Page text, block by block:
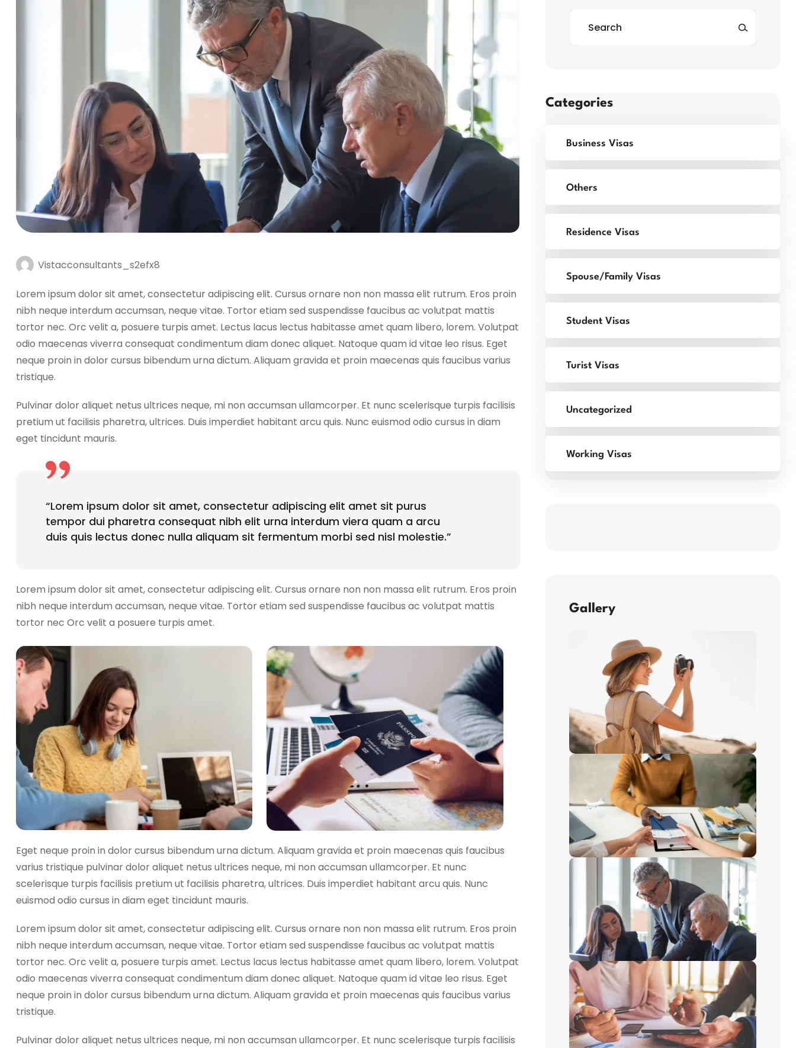
Vistacconsultants_s2efx8
Lorem ipsum dolor sit amet, consectetur adipiscing elit. Cursus ornare non non massa elit rutrum. Eros proin
nibh neque interdum accumsan, neque vitae. Tortor etiam sed suspendisse faucibus ac volutpat mattis
tortor nec. Orc velit a, posuere turpis amet. Lectus lacus lectus habitasse amet quam libero, lorem. Volutpat
odio maecenas viverra consequat condimentum diam donec aliquet. Natoque quam id vitae leo risus. Eget
neque proin in dolor cursus bibendum urna dictum. Aliquam gravida et proin maecenas quis faucibus varius
tristique.
Pulvinar dolor aliquet netus ultrices neque, mi non accumsan ullamcorper. Et nunc scelerisque turpis facilisis
pretium ut facilisis pharetra, ultrices. Duis imperdiet habitant arcu quis. Nunc euismod odio cursus in diam
eget tincidunt mauris.
“Lorem ipsum dolor sit amet, consectetur adipiscing elit amet sit purus
tempor dui pharetra consequat nibh elit urna interdum viera quam a arcu
duis quis lectus donec nulla aliquam sit fermentum morbi sed nisl molestie.”
Lorem ipsum dolor sit amet, consectetur adipiscing elit. Cursus ornare non non massa elit rutrum. Eros proin
nibh neque interdum accumsan, neque vitae. Tortor etiam sed suspendisse faucibus ac volutpat mattis
tortor nec Orc velit a posuere turpis amet.
Eget neque proin in dolor cursus bibendum urna dictum. Aliquam gravida et proin maecenas quis faucibus
varius tristique pulvinar dolor aliquet netus ultrices neque, mi non accumsan ullamcorper. Et nunc
scelerisque turpis facilisis pretium ut facilisis pharetra, ultrices. Duis imperdiet habitant arcu quis. Nunc
euismod odio cursus in diam eget tincidunt mauris.
Lorem ipsum dolor sit amet, consectetur adipiscing elit. Cursus ornare non non massa elit rutrum. Eros proin
nibh neque interdum accumsan, neque vitae. Tortor etiam sed suspendisse faucibus ac volutpat mattis
tortor nec. Orc velit a, posuere turpis amet. Lectus lacus lectus habitasse amet quam libero, lorem. Volutpat
odio maecenas viverra consequat condimentum diam donec aliquet. Natoque quam id vitae leo risus. Eget
neque proin in dolor cursus bibendum urna dictum. Aliquam gravida et proin maecenas quis faucibus varius
tristique.
Pulvinar dolor aliquet netus ultrices neque, mi non accumsan ullamcorper. Et nunc scelerisque turpis facilisis
Categories
Business Visas
Others
Residence Visas
Spouse/Family Visas
Student Visas
Turist Visas
Uncategorized
Working Visas
Gallery